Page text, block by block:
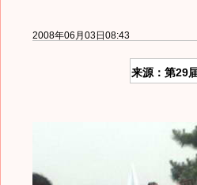
2008年06月03日08:43
来源：第29